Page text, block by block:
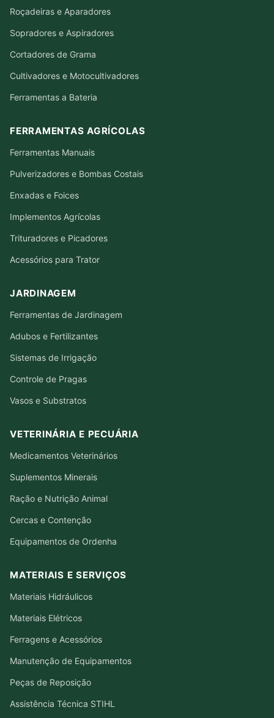
Roçadeiras e Aparadores
Sopradores e Aspiradores
Cortadores de Grama
Cultivadores e Motocultivadores
Ferramentas a Bateria
FERRAMENTAS AGRÍCOLAS
Ferramentas Manuais
Pulverizadores e Bombas Costais
Enxadas e Foices
Implementos Agrícolas
Trituradores e Picadores
Acessórios para Trator
JARDINAGEM
Ferramentas de Jardinagem
Adubos e Fertilizantes
Sistemas de Irrigação
Controle de Pragas
Vasos e Substratos
VETERINÁRIA E PECUÁRIA
Medicamentos Veterinários
Suplementos Minerais
Ração e Nutrição Animal
Cercas e Contenção
Equipamentos de Ordenha
MATERIAIS E SERVIÇOS
Materiais Hidráulicos
Materiais Elétricos
Ferragens e Acessórios
Manutenção de Equipamentos
Peças de Reposição
Assistência Técnica STIHL